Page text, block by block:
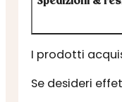
I prodotti
Se desideri